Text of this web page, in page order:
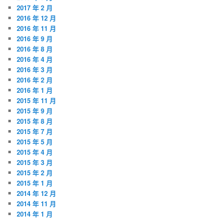
2017 年 2 月
2016 年 12 月
2016 年 11 月
2016 年 9 月
2016 年 8 月
2016 年 4 月
2016 年 3 月
2016 年 2 月
2016 年 1 月
2015 年 11 月
2015 年 9 月
2015 年 8 月
2015 年 7 月
2015 年 5 月
2015 年 4 月
2015 年 3 月
2015 年 2 月
2015 年 1 月
2014 年 12 月
2014 年 11 月
2014 年 1 月